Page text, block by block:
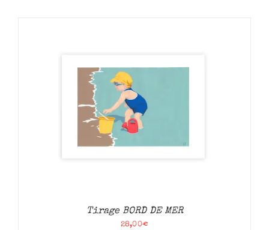
Tirage BORD DE MER
28,00€